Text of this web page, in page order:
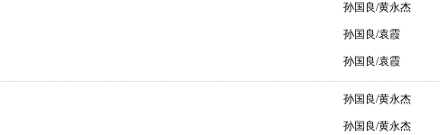
孙国良/黄永杰
孙国良/袁霞
孙国良/袁霞
孙国良/黄永杰
孙国良/黄永杰